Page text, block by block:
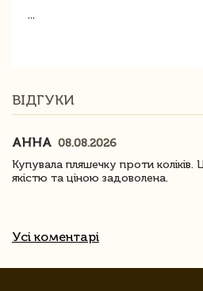
...
ВІДГУКИ
АННА 08.08.2026
Купувала пляшечку проти
якістю та ціною задоволена.
Усі коментарі